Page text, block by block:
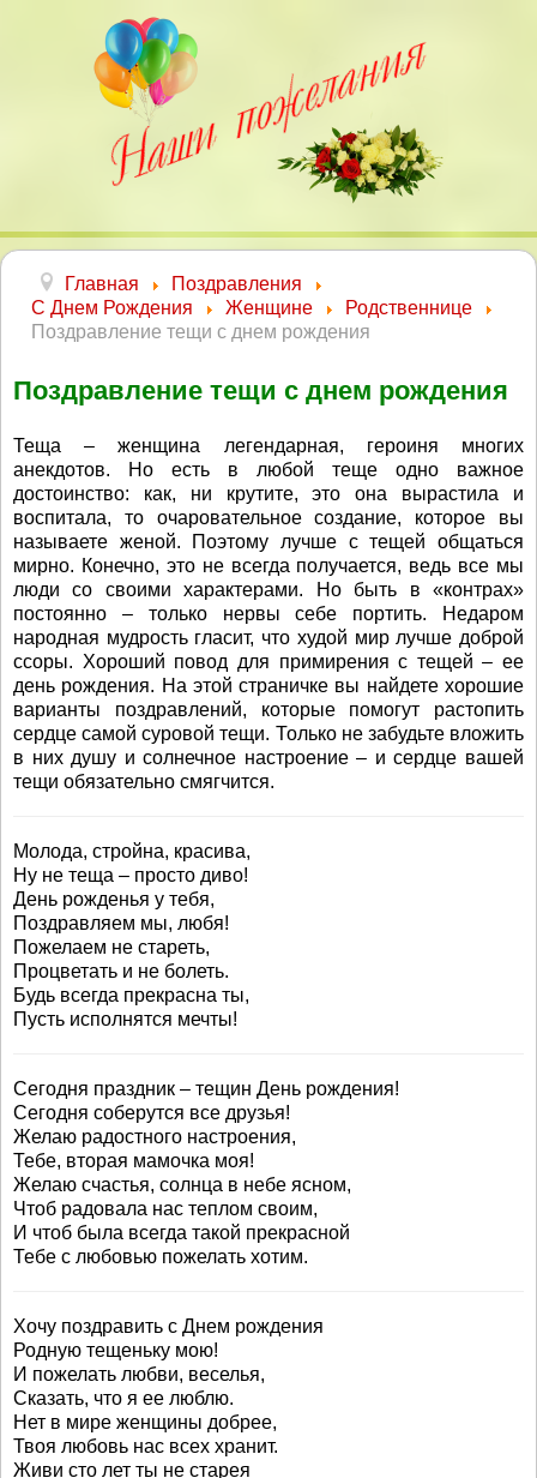
Главная
Поздравления
С Днем Рождения
Женщине
Родственнице
Поздравление тещи с днем рождения
Поздравление тещи с днем рождения
Теща – женщина легендарная, героиня многих
анекдотов. Но есть в любой теще одно важное
достоинство: как, ни крутите, это она вырастила и
воспитала, то очаровательное создание, которое вы
называете женой. Поэтому лучше с тещей общаться
мирно. Конечно, это не всегда получается, ведь все мы
люди со своими характерами. Но быть в «контрах»
постоянно – только нервы себе портить. Недаром
народная мудрость гласит, что худой мир лучше доброй
ссоры. Хороший повод для примирения с тещей – ее
день рождения. На этой страничке вы найдете хорошие
варианты поздравлений, которые помогут растопить
сердце самой суровой тещи. Только не забудьте вложить
в них душу и солнечное настроение – и сердце вашей
тещи обязательно смягчится.
Молода, стройна, красива,
Ну не теща – просто диво!
День рожденья у тебя,
Поздравляем мы, любя!
Пожелаем не стареть,
Процветать и не болеть.
Будь всегда прекрасна ты,
Пусть исполнятся мечты!
Сегодня праздник – тещин День рождения!
Сегодня соберутся все друзья!
Желаю радостного настроения,
Тебе, вторая мамочка моя!
Желаю счастья, солнца в небе ясном,
Чтоб радовала нас теплом своим,
И чтоб была всегда такой прекрасной
Тебе с любовью пожелать хотим.
Хочу поздравить с Днем рождения
Родную тещеньку мою!
И пожелать любви, веселья,
Сказать, что я ее люблю.
Нет в мире женщины добрее,
Твоя любовь нас всех хранит.
Живи сто лет ты не старея